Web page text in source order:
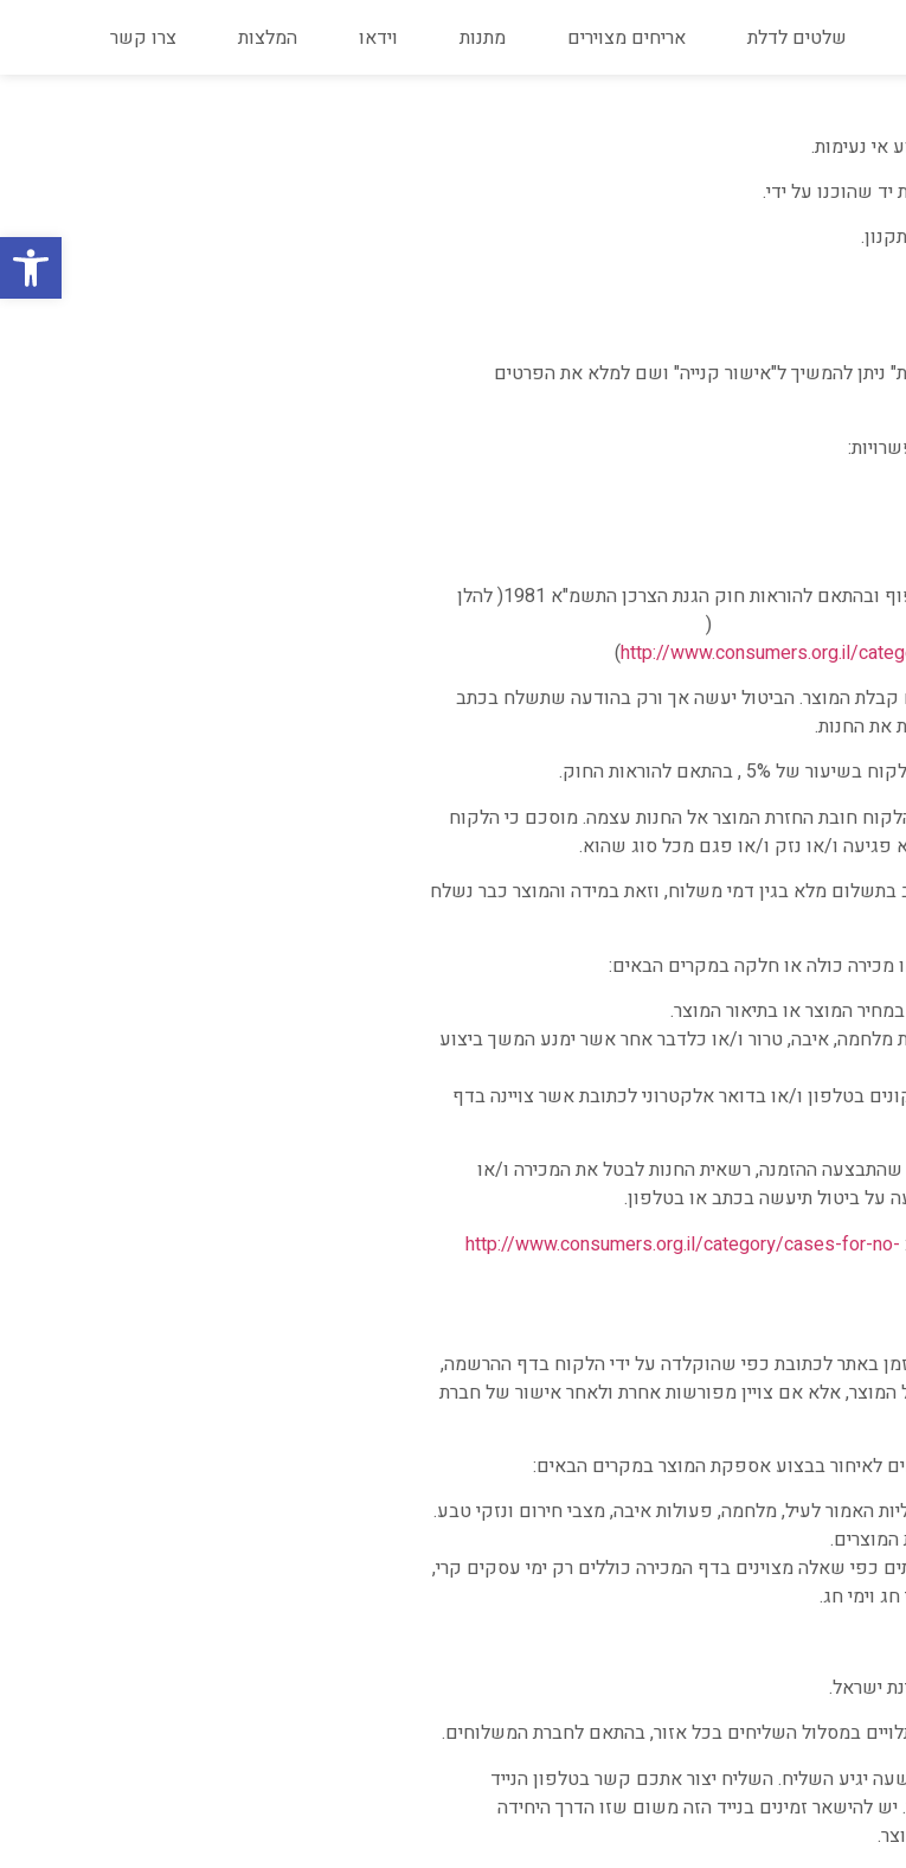
שלטים לדלת אריחים מצוירים מתנות וידאו המלצות צרו קשר
אי נעימות.
שהוכנו על ידי.
ניתן להמשיך ל"אישור קנייה" ושם למלא את הפרטים
ככלל ניתן לבטל את העיסקה* בכפוף ובהתאם להוראות חוק הגנת הצרכן התשמ"א 1981( להלן
(
http://www.consumers.org.il/
)
מוצר14 יום מיום קבלת המוצר. הביטול יעשה אך ורק בהודעה שתשלח בכתב
את החנות.
, בהתאם להוראות החוק.
חובת החזרת המוצר אל החנות עצמה. מוסכם כי הלקוח
פגיעה ו/או נזק ו/או פגם מכל סוג שהוא.
בתשלום מלא בגין דמי משלוח, וזאת במידה והמוצר כבר נשלח
כולה או חלקה במקרים הבאים:
המוצר או בתיאור המוצר.
מלחמה, איבה, טרור ו/או כלדבר אחר אשר ימנע המשך ביצוע
בטלפון ו/או בדואר אלקטרוני לכתובת אשר צויינה בדף
ההזמנה, רשאית החנות לבטל את המכירה ו/או
על ביטול תיעשה בכתב או בטלפון.
http://www.consumers.org.il/category/cases-for-no-
באתר לכתובת כפי שהוקלדה על ידי הלקוח בדף ההרשמה,
אלא אם צויין מפורשות אחרת ולאחר אישור של חברת
לאיחור בבצוע אספקת המוצר במקרים הבאים:
האמור לעיל, מלחמה, פעולות איבה, מצבי חירום ונזקי טבע.
כפי שאלה מצוינים בדף המכירה כוללים רק ימי עסקים קרי,
וימי חג.
ישראל.
במסלול השליחים בכל אזור, בהתאם לחברת המשלוחים.
יגיע השליח. השליח יצור אתכם קשר בטלפון הנייד
להישאר זמינים בנייד הזה משום שזו הדרך היחידה